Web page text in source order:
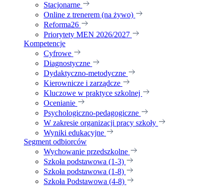
Stacjonarne
Online z trenerem (na żywo)
Reforma26
Priorytety MEN 2026/2027
Kompetencje
Cyfrowe
Diagnostyczne
Dydaktyczno-metodyczne
Kierownicze i zarządcze
Kluczowe w praktyce szkolnej
Ocenianie
Psychologiczno-pedagogiczne
W zakresie organizacji pracy szkoły
Wyniki edukacyjne
Segment odbiorców
Wychowanie przedszkolne
Szkoła podstawowa (1-3)
Szkoła podstawowa (1-8)
Szkoła Podstawowa (4-8)